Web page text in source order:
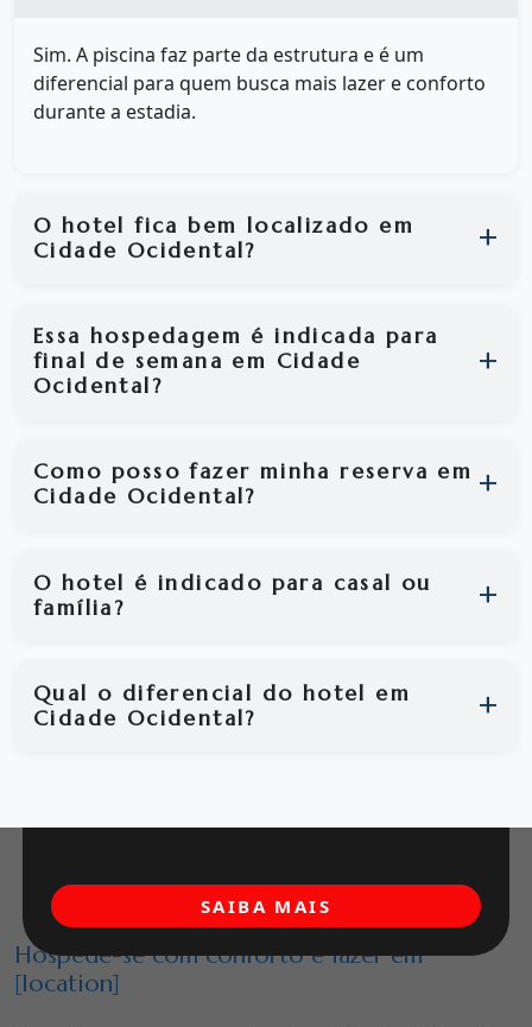
Sim. A piscina faz parte da estrutura e é um
diferencial para quem busca mais lazer e conforto
durante a estadia.
O hotel fica bem localizado em
Cidade Ocidental?
Essa hospedagem é indicada para
final de semana em Cidade
Ocidental?
Como posso fazer minha reserva em
Cidade Ocidental?
O hotel é indicado para casal ou
família?
Qual o diferencial do hotel em
Cidade Ocidental?
Hospede-se com conforto e lazer em
[location]
SAIBA MAIS